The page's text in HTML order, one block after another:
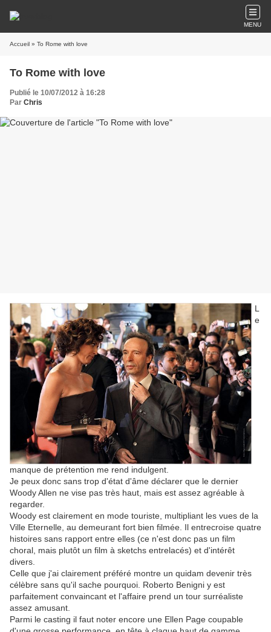
MENU
Accueil » To Rome with love
To Rome with love
Publié le 10/07/2012 à 16:28
Par Chris
L
e
manque de prétention me rend indulgent.
Je peux donc sans trop d'état d'âme déclarer que le dernier
Woody Allen ne vise pas très haut, mais est assez agréable à
regarder.
Woody est clairement en mode touriste, multipliant les vues de la
Ville Eternelle, au demeurant fort bien filmée. Il entrecroise quatre
histoires sans rapport entre elles (ce n'est donc pas un film
choral, mais plutôt un film à sketchs entrelacés) et d'intérêt
divers.
Celle que j'ai clairement préféré montre un quidam devenir très
célèbre sans qu'il sache pourquoi. Roberto Benigni y est
parfaitement convaincant et l'affaire prend un tour surréaliste
assez amusant.
Parmi le casting il faut noter encore une Ellen Page coupable